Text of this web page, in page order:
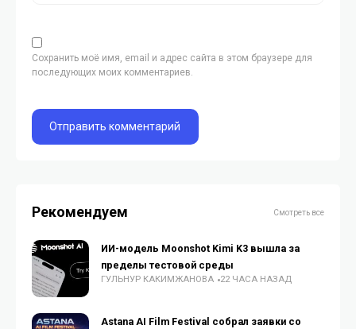
Сохранить моё имя, email и адрес сайта в этом браузере для
последующих моих комментариев.
Рекомендуем Смотреть все
ИИ-модель Moonshot Kimi K3 вышла за
пределы тестовой среды
ГУЛЬНУР КАКИМЖАНОВА 22 ЧАСА НАЗАД
Astana AI Film Festival собрал заявки со